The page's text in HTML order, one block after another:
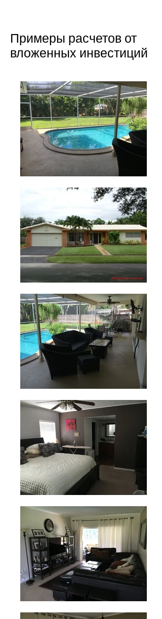
Примеры расчетов от
вложенных инвестиций